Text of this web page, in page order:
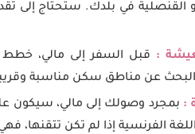
القنصلية في بلدك. ستحتاج إلى
: قبل السفر إلى مالي، خطط
البحث عن مناطق سكن مناسبة
: بمجرد وصولك إلى مالي، سيكون
الفرنسية إذا لم تكن تتقنها، فهي